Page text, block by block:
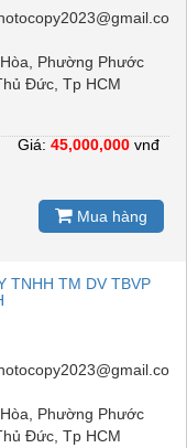
Phường Phước
Đức, Tp HCM
Giá: 45,000,000 vnđ
Mua hàng
TNHH TM DV TBVP
Phường Phước
Đức, Tp HCM